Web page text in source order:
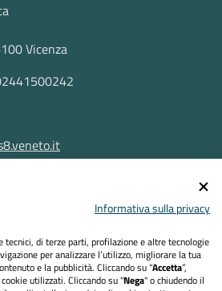
Vicenza
Informativa sulla privacy
tecnici, di terze parti, profilazione e altre tecnologie
per analizzare l’utilizzo, migliorare la tua
e la pubblicità. Cliccando su “Accetta”,
utilizzati. Cliccando su "Nega" o chiudendo il